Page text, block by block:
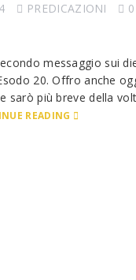
PREDICAZIONI
messaggio sui
20. Offro anche
sarò più breve della
READING